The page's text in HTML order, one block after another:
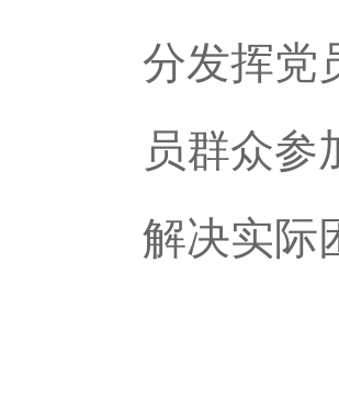
分发挥党
员群众参
解决实际